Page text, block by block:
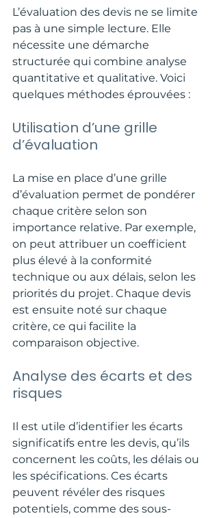
L’évaluation des devis ne se limite
pas à une simple lecture. Elle
nécessite une démarche
structurée qui combine analyse
quantitative et qualitative. Voici
quelques méthodes éprouvées :
Utilisation d’une grille
d’évaluation
La mise en place d’une grille
d’évaluation permet de pondérer
chaque critère selon son
importance relative. Par exemple,
on peut attribuer un coefficient
plus élevé à la conformité
technique ou aux délais, selon les
priorités du projet. Chaque devis
est ensuite noté sur chaque
critère, ce qui facilite la
comparaison objective.
Analyse des écarts et des
risques
Il est utile d’identifier les écarts
significatifs entre les devis, qu’ils
concernent les coûts, les délais ou
les spécifications. Ces écarts
peuvent révéler des risques
potentiels, comme des sous-